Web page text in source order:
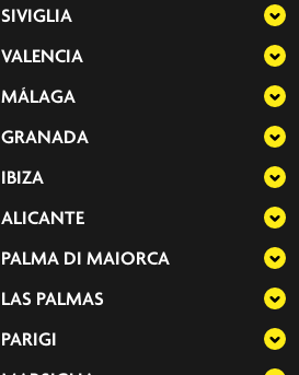
SIVIGLIA
VALENCIA
MÁLAGA
GRANADA
IBIZA
ALICANTE
PALMA DI MAIORCA
LAS PALMAS
PARIGI